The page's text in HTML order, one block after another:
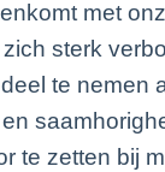
met
sterk
te nemen
te zetten bij